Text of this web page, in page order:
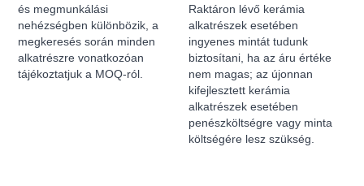
és megmunkálási
nehézségben különbözik, a
megkeresés során minden
alkatrészre vonatkozóan
tájékoztatjuk a MOQ-ról.
Raktáron lévő kerámia
alkatrészek esetében
ingyenes mintát tudunk
biztosítani, ha az áru értéke
nem magas; az újonnan
kifejlesztett kerámia
alkatrészek esetében
penészköltségre vagy minta
költségére lesz szükség.